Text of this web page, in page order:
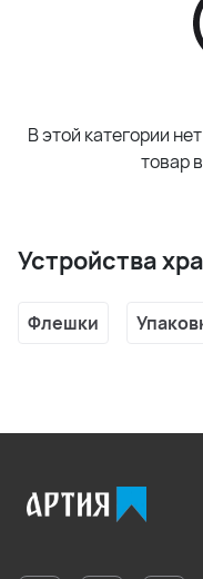
В этой категории
товар
Устройства
Флешки